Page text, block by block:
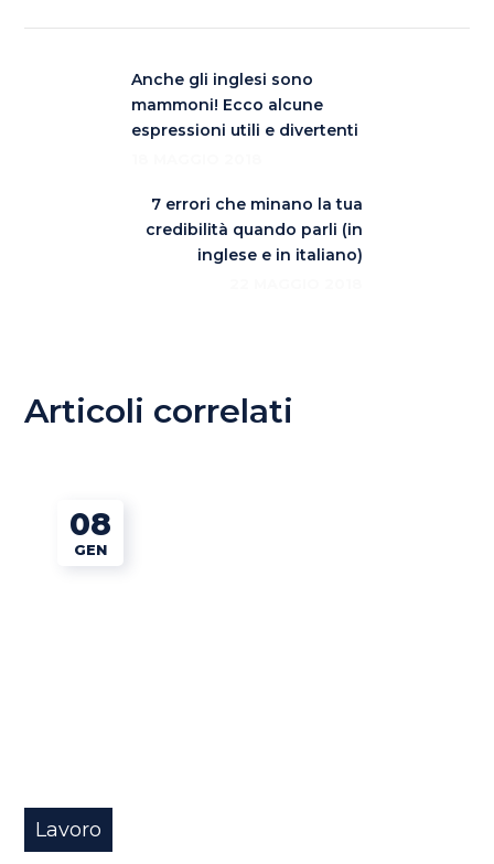
Anche gli inglesi sono
mammoni! Ecco alcune
espressioni utili e divertenti
7 errori che minano la tua
credibilità quando parli (in
inglese e in italiano)
Articoli correlati
08
GEN
Lavoro